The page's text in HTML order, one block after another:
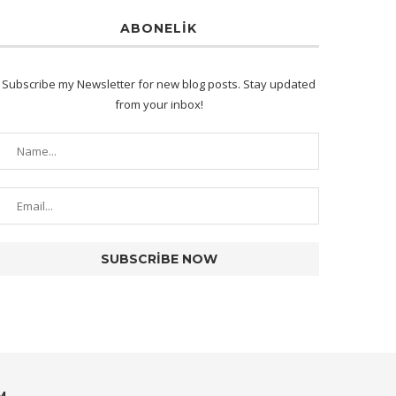
ABONELIK
Subscribe my Newsletter for new blog posts. Stay updated
from your inbox!